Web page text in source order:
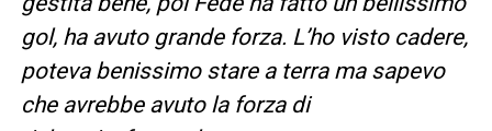
gol, ha avuto grande forza. L’ho visto cadere,
poteva benissimo stare a terra ma sapevo
che avrebbe avuto la forza di